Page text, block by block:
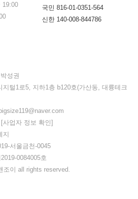
19:00
국민 816-01-0351-564
신한 140-008-844786
성권
털1로5, 지하1층 b120호(가산동, 대륭테크
[사업자 정보 확인]
지
서울금천-0045
0084005호
이 all rights reserved.